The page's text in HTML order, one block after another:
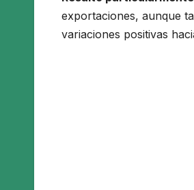
exportaciones, aunque
variaciones positivas